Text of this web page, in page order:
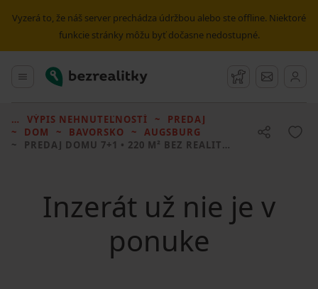
Vyzerá to, že náš server prechádza údržbou alebo ste offline. Niektoré
funkcie stránky môžu byť dočasne nedostupné.
Hlavné menu
Bezrealitky Strážny pes
Správy
VÝPIS NEHNUTEĽNOSTÍ
PREDAJ
DOM
BAVORSKO
AUGSBURG
PREDAJ DOMU 7+1 • 220 M² BEZ REALITKY
Inzerát už nie je v
ponuke